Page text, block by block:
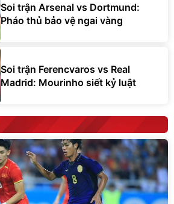
Soi trận Arsenal vs Dortmund:
Pháo thủ bảo vệ ngai vàng
Soi trận Ferencvaros vs Real
Madrid: Mourinho siết kỷ luật